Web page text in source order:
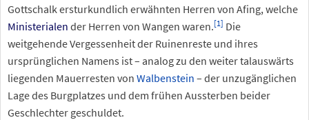
Gottschalk ersturkundlich erwähnten Herren von Afing, welche
Ministerialen der Herren von Wangen waren.[1] Die
weitgehende Vergessenheit der Ruinenreste und ihres
ursprünglichen Namens ist – analog zu den weiter talauswärts
liegenden Mauerresten von Walbenstein – der unzugänglichen
Lage des Burgplatzes und dem frühen Aussterben beider
Geschlechter geschuldet.